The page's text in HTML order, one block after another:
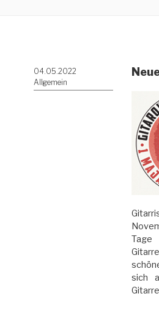
Veröffentlicht
am
04.05.2022
Allgemein
sich